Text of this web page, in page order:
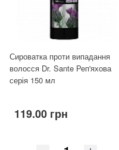
Сироватка проти випадання
волосся Dr. Sante Реп'яхова
серія 150 мл
119.00 грн